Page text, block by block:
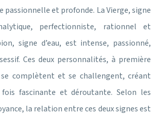
passionnelle et profonde. La Vierge, signe
perfectionniste, rationnel et
signe d’eau, est intense, passionné,
Ces deux personnalités, à première
complètent et se challengent, créant
fascinante et déroutante. Selon les
la relation entre ces deux signes est